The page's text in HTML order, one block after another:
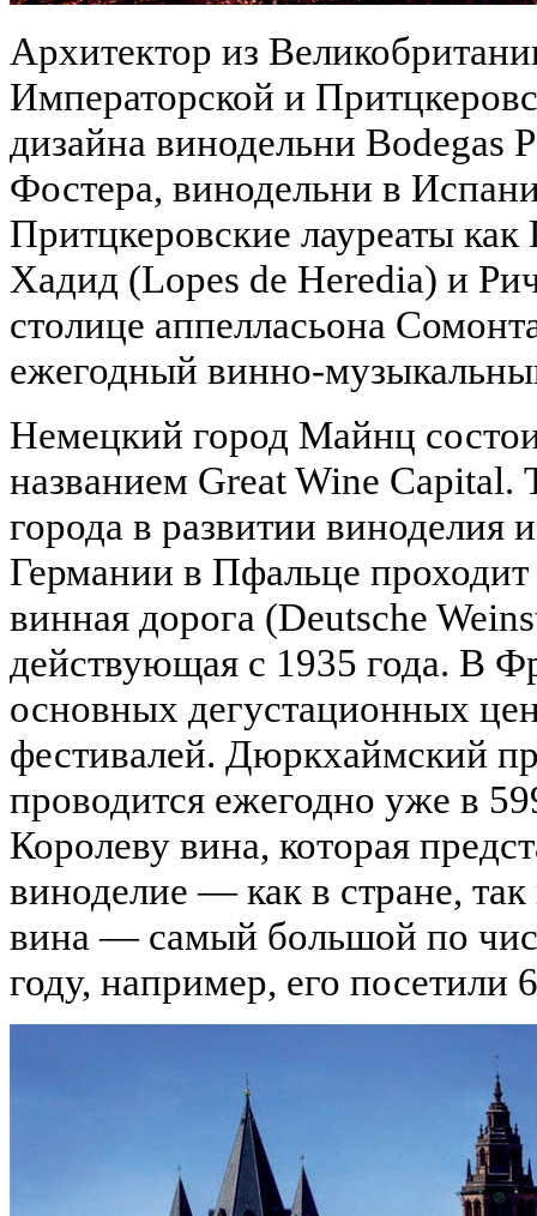
Архитектор из
Императорской и
дизайна винодельни Bodegas
Фостера, винодельни в
Притцкеровские лауреаты
Хадид (Lopes de Heredia) и
столице аппелласьона
ежегодный винно-
Немецкий город Майнц
названием Great Wine
города в развитии виноделия
Германии в Пфальце
винная дорога (Deutsche
действующая с 1935 года. В
основных дегустационных
фестивалей. Дюркхаймский
проводится ежегодно уже в
Королеву вина, которая
виноделие — как в стране,
вина — самый большой по
году, например, его посетили